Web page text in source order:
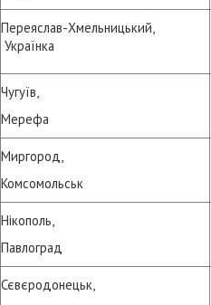
Переяслав-Хмельницький,
Українка
Чугуїв,
Мерефа
Миргород,
Комсомольськ
Нікополь,
Павлоград
Сєвєродонецьк,